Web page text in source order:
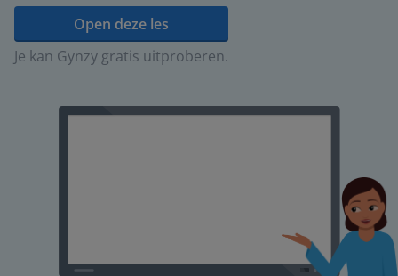
Open deze les
Je kan Gynzy gratis uitproberen.